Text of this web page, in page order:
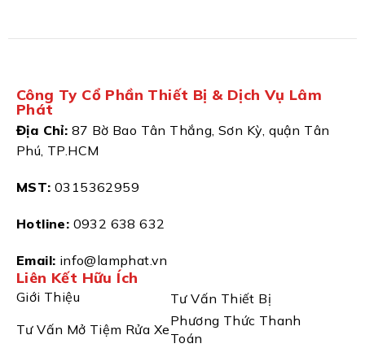
Công Ty Cổ Phần Thiết Bị & Dịch Vụ Lâm
Phát
Địa Chỉ: 87 Bờ Bao Tân Thắng, Sơn Kỳ, quận Tân
Phú, TP.HCM
MST: 0315362959
Hotline: 0932 638 632
Email: info@lamphat.vn
Liên Kết Hữu Ích
Giới Thiệu
Tư Vấn Thiết Bị
Tư Vấn Mở Tiệm Rửa Xe
Phương Thức Thanh
Toán